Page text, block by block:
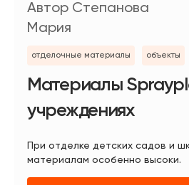
Автор Степанова
Мария
отделочные материалы объекты
Материалы
учреждениях
При отделке детских садов и
материалам особенно высоки.